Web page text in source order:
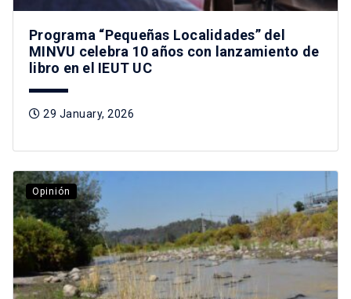
Programa “Pequeñas Localidades” del
MINVU celebra 10 años con lanzamiento de
libro en el IEUT UC
29 January, 2026
Opinión